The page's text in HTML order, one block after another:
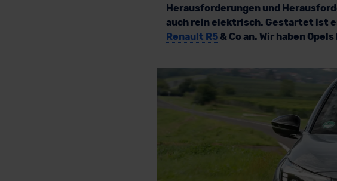
Herausforderungen und
auch rein elektrisch. Gestartet ist
Renault R5 & Co an. Wir haben